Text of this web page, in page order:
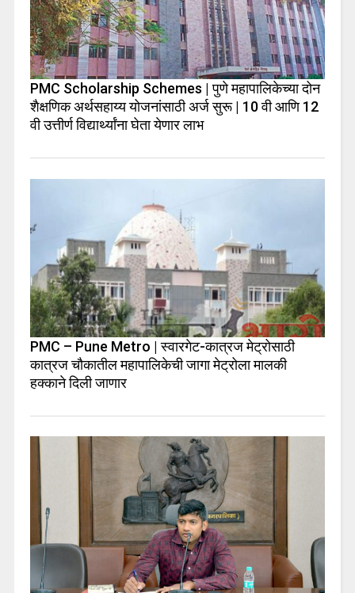
PMC Scholarship Schemes | पुणे महापालिकेच्या दोन
शैक्षणिक अर्थसहाय्य योजनांसाठी अर्ज सुरू | 10 वी आणि 12
वी उत्तीर्ण विद्यार्थ्यांना घेता येणार लाभ
PMC – Pune Metro | स्वारगेट-कात्रज मेट्रोसाठी
कात्रज चौकातील महापालिकेची जागा मेट्रोला मालकी
हक्काने दिली जाणार